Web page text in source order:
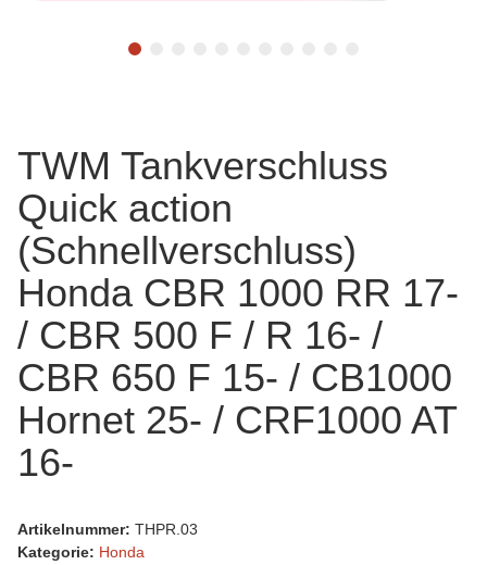
TWM Tankverschluss
Quick action
(Schnellverschluss)
Honda CBR 1000 RR 17-
/ CBR 500 F / R 16- /
CBR 650 F 15- / CB1000
Hornet 25- / CRF1000 AT
16-
Artikelnummer: THPR.03
Kategorie: Honda